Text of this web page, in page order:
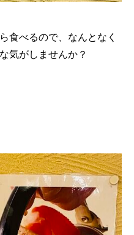
食べるので、なんとなく
気がしませんか？